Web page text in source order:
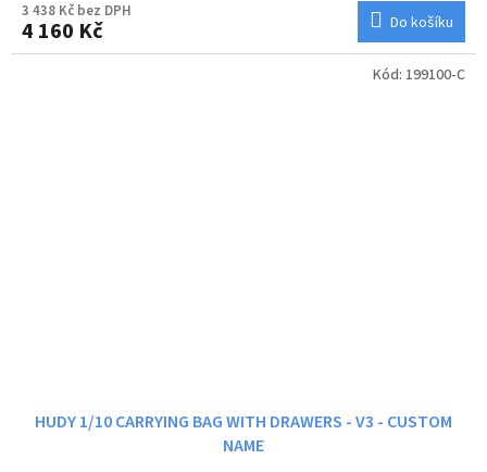
3 438 Kč bez DPH
4 160 Kč Do košíku
HUDY 1/10 CARRYING BAG WITH DRAWERS - V3 - CUSTOM
NAME
Kód: 199100-C